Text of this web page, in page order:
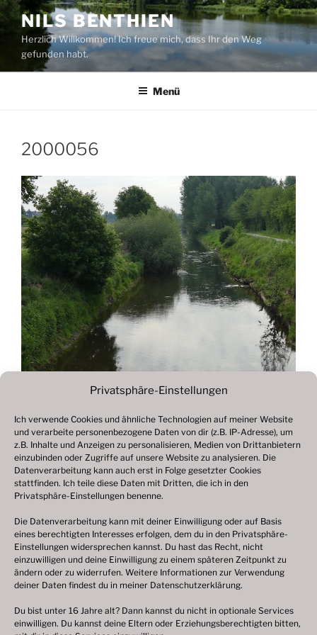
Privatsphäre-Einstellungen
Ich verwende Cookies und ähnliche Technologien auf meiner Website
und verarbeite personenbezogene Daten von dir (z.B. IP-Adresse), um
z.B. Inhalte und Anzeigen zu personalisieren, Medien von Drittanbietern
einzubinden oder Zugriffe auf unsere Website zu analysieren. Die
Datenverarbeitung kann auch erst in Folge gesetzter Cookies
stattfinden. Ich teile diese Daten mit Dritten, die ich in den
Privatsphäre-Einstellungen benenne.
Die Datenverarbeitung kann mit deiner Einwilligung oder auf Basis
eines berechtigten Interesses erfolgen, dem du in den Privatsphäre-
Einstellungen widersprechen kannst. Du hast das Recht, nicht
einzuwilligen und deine Einwilligung zu einem späteren Zeitpunkt zu
ändern oder zu widerrufen. Weitere Informationen zur Verwendung
deiner Daten findest du in meiner Datenschutzerklärung.
Du bist unter 16 Jahre alt? Dann kannst du nicht in optionale Services
einwilligen. Du kannst deine Eltern oder Erziehungsberechtigten bitten,
Zum
Inhalt
springen
NILS BENTHIEN
Herzlich Willkommen! Ich freue mich, dass Ihr den Weg
gefunden habt.
Menü
2000056
Beitragsnavigation
Vorheriger
Beitrag
Fotogalerie 2020
© 2003 – 2025 nilsbenthien.de,Datenschutzerklärung
|Cookie-Richtlinie EU|Impressum